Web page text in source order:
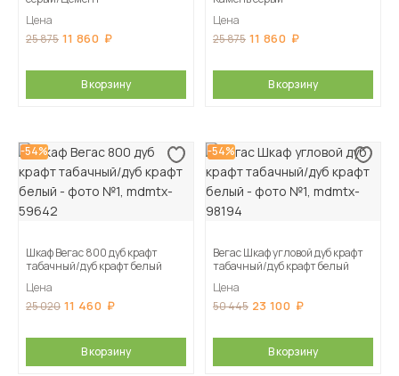
Цена
25 875 11 860
В корзину
Цена
25 875 11 860
В корзину
-54%
Шкаф Вегас 800 дуб крафт
табачный/дуб крафт белый
Цена
25 020 11 460
В корзину
-54%
Вегас Шкаф угловой дуб крафт
табачный/дуб крафт белый
Цена
50 445 23 100
В корзину